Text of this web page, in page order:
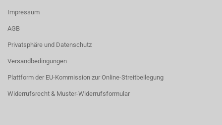
Impressum
AGB
Privatsphäre und Datenschutz
Versandbedingungen
Plattform der EU-Kommission zur Online-Streitbeilegung
Widerrufsrecht & Muster-Widerrufsformular